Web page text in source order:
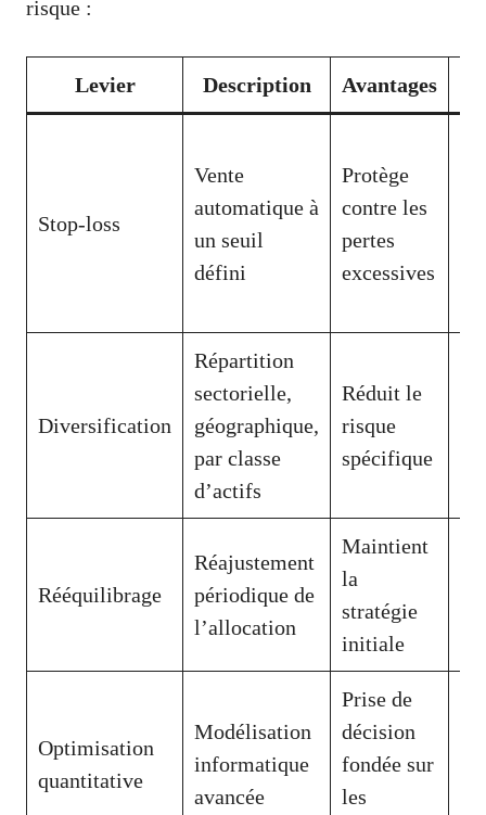
risque :
Levier Description Avantages
Stop-loss
Vente
automatique à
un seuil
défini
Protège
contre les
pertes
excessives
Diversification
Répartition
sectorielle,
géographique,
par classe
d’actifs
Réduit le
risque
spécifique
Rééquilibrage
Réajustement
périodique de
l’allocation
Maintient
la
stratégie
initiale
Optimisation
quantitative
Modélisation
informatique
avancée
Prise de
décision
fondée sur
les